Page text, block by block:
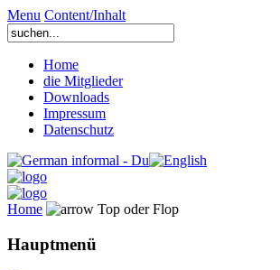
Menu Content/Inhalt
Home
die Mitglieder
Downloads
Impressum
Datenschutz
Home Top oder Flop
Hauptmenü